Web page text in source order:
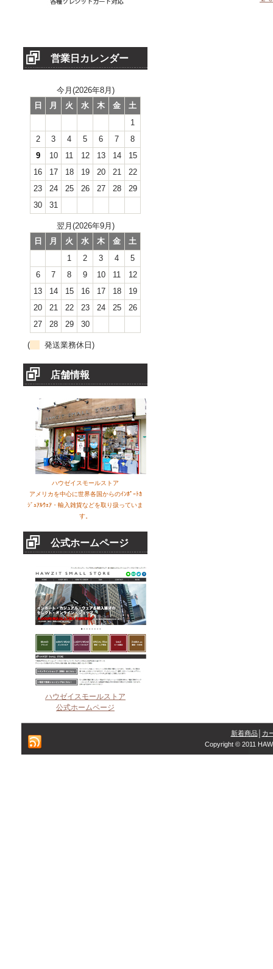
営業日カレンダー
今月(2026年8月)
日
月 火 水 木 金
土
1
2
3 4 5 6 7
8
9
10 11 12 13 14
15
16
17 18 19 20 21
22
23
24 25 26 27 28
29
30
31
翌月(2026年9月)
日
月 火 水 木 金
土
1
2 3 4
5
6
7 8 9 10 11
12
13
14 15 16 17 18
19
20
21 22 23 24 25
26
27
28 29 30
( 発送業務休日)
店舗情報
ハウゼイスモールストア
アメリカを中心に世界各国からのｲﾝﾎﾟｰﾄｶ
ｼﾞｭｱﾙｳｪｱ・輸入雑貨などを取り扱っていま
す。
公式ホームページ
ハウゼイスモールストア
公式ホームページ
新着商品│
カ
Copyright © 2011